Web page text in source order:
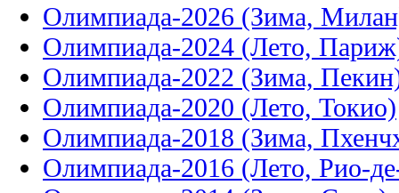
Олимпиада-2026 (Зима,
Олимпиада-2024 (Лето,
Олимпиада-2022 (Зима,
Олимпиада-2020 (Лето, Токио)
Олимпиада-2018 (Зима,
Олимпиада-2016 (Лето, Рио-